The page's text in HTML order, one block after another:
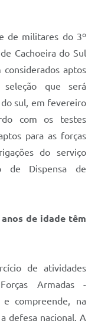
de militares do 3º
Cachoeira do Sul
considerados aptos
que será
sul, em fevereiro
com os testes
para as forças
do serviço
de Dispensa de
de idade têm
de atividades
Armadas -
compreende, na
defesa nacional. A